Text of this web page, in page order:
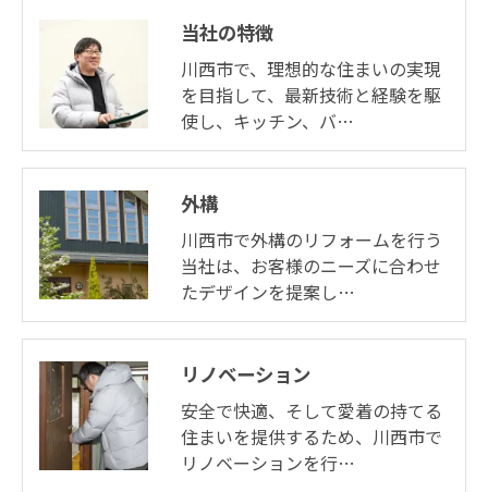
当社の特徴
川西市で、理想的な住まいの実現
を目指して、最新技術と経験を駆
使し、キッチン、バ…
外構
川西市で外構のリフォームを行う
当社は、お客様のニーズに合わせ
たデザインを提案し…
リノベーション
安全で快適、そして愛着の持てる
住まいを提供するため、川西市で
リノベーションを行…